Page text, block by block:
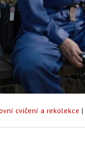
cvičení a rekolekce |